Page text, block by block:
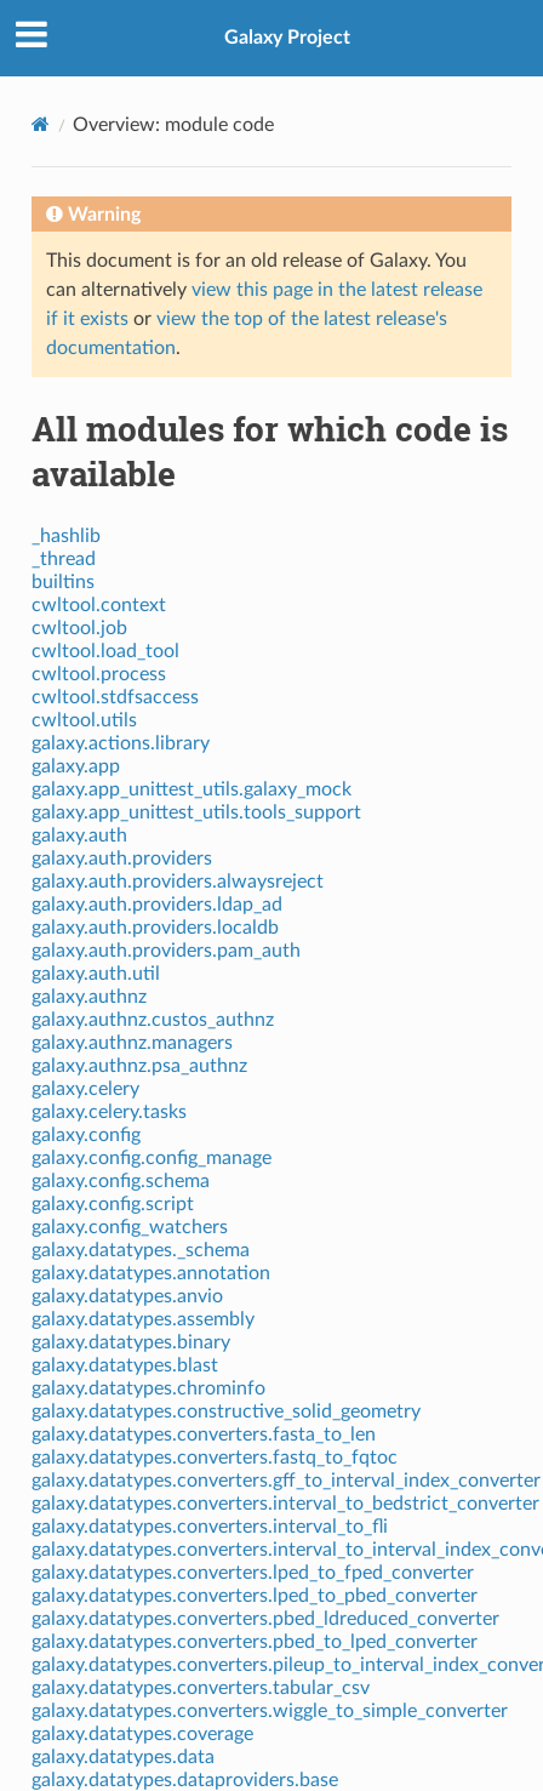
Galaxy Project
Overview: module code
Warning
This document is for an old release of Galaxy. You
can alternatively view this page in the latest release
if it existsor view the top of the latest release's
documentation.
All modules for which code is
available
_hashlib
_thread
builtins
cwltool.context
cwltool.job
cwltool.load_tool
cwltool.process
cwltool.stdfsaccess
cwltool.utils
galaxy.actions.library
galaxy.app
galaxy.app_unittest_utils.galaxy_mock
galaxy.app_unittest_utils.tools_support
galaxy.auth
galaxy.auth.providers
galaxy.auth.providers.alwaysreject
galaxy.auth.providers.ldap_ad
galaxy.auth.providers.localdb
galaxy.auth.providers.pam_auth
galaxy.auth.util
galaxy.authnz
galaxy.authnz.custos_authnz
galaxy.authnz.managers
galaxy.authnz.psa_authnz
galaxy.celery
galaxy.celery.tasks
galaxy.config
galaxy.config.config_manage
galaxy.config.schema
galaxy.config.script
galaxy.config_watchers
galaxy.datatypes._schema
galaxy.datatypes.annotation
galaxy.datatypes.anvio
galaxy.datatypes.assembly
galaxy.datatypes.binary
galaxy.datatypes.blast
galaxy.datatypes.chrominfo
galaxy.datatypes.constructive_solid_geometry
galaxy.datatypes.converters.fasta_to_len
galaxy.datatypes.converters.fastq_to_fqtoc
galaxy.datatypes.converters.gff_to_interval_index_converter
galaxy.datatypes.converters.interval_to_bedstrict_converter
galaxy.datatypes.converters.interval_to_fli
galaxy.datatypes.converters.lped_to_fped_converter
galaxy.datatypes.converters.lped_to_pbed_converter
galaxy.datatypes.converters.pbed_ldreduced_converter
galaxy.datatypes.converters.pbed_to_lped_converter
galaxy.datatypes.converters.tabular_csv
galaxy.datatypes.converters.wiggle_to_simple_converter
galaxy.datatypes.coverage
galaxy.datatypes.data
galaxy.datatypes.dataproviders.base